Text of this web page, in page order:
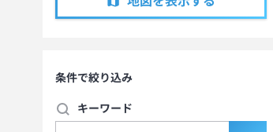
条件で絞り込み
キーワード